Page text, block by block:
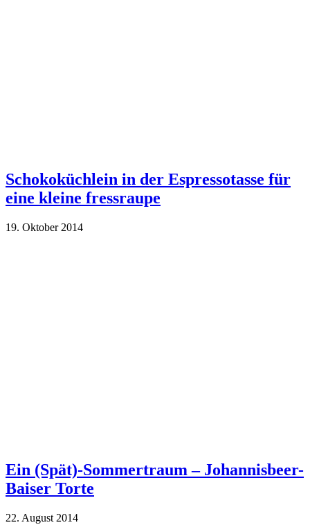
Schokoküchlein in der Espressotasse für
eine kleine fressraupe
19. Oktober 2014
Ein (Spät)-Sommertraum – Johannisbeer-
Baiser Torte
22. August 2014